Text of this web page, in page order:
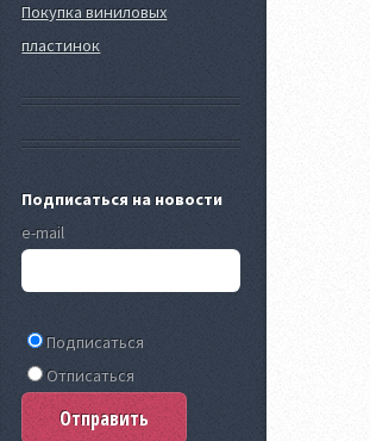
Покупка виниловых
пластинок
Подписаться на новости
e-mail
Подписаться
Отписаться